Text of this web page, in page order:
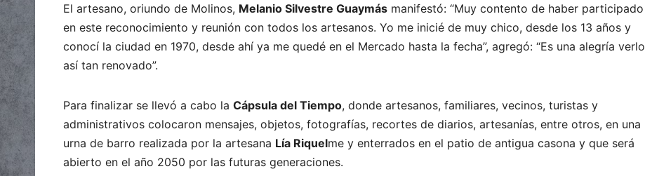
El artesano, oriundo de Molinos, Melanio Silvestre Guaymás manifestó: “Muy contento de haber participado
en este reconocimiento y reunión con todos los artesanos. Yo me inicié de muy chico, desde los 13 años y
conocí la ciudad en 1970, desde ahí ya me quedé en el Mercado hasta la fecha”, agregó: “Es una alegría verlo
así tan renovado”.
Para finalizar se llevó a cabo la Cápsula del Tiempo, donde artesanos, familiares, vecinos, turistas y
administrativos colocaron mensajes, objetos, fotografías, recortes de diarios, artesanías, entre otros, en una
urna de barro realizada por la artesana Lía Riquelme y enterrados en el patio de antigua casona y que será
abierto en el año 2050 por las futuras generaciones.